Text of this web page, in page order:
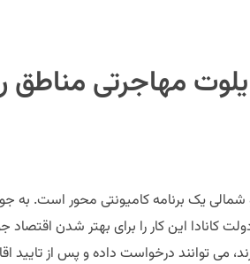
مهاجرتی
شمالی یک برنامه کامیونتی محور است. به
کانادا این کار را برای بهتر شدن
می توانند درخواست داده و پس از تایید